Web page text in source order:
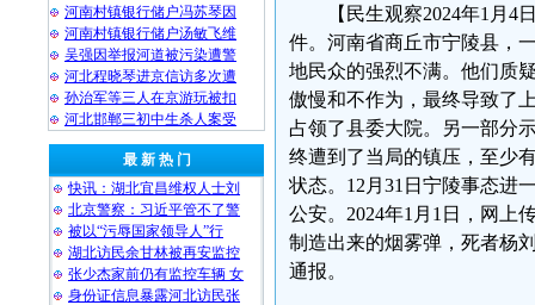
河南村镇银行储户冯苏琴因
河南村镇银行储户汤敏飞维
吴强因举报河道被污染遭警
河北程晓琴进京信访多次遭
孙治军等三人在京游玩被扣
河北邯郸三初中生杀人案受
最 新 热 门
快讯：湖北宜昌维权人士刘
北京警察：习近平管不了警
被以“污辱国家领导人”行
湖北访民余甘林被再安监控
张少杰家前仍有监控车辆 女
身份证信息暴露河北访民张
【民生观察2024年1月
件。河南省商丘市宁陵县，
地民众的强烈不满。他们质
傲慢和不作为，最终导致了
占领了县委大院。另一部分
终遭到了当局的镇压，至少
状态。12月31日宁陵事态进
公安。2024年1月1日，网上
制造出来的烟雾弹，死者杨
通报。